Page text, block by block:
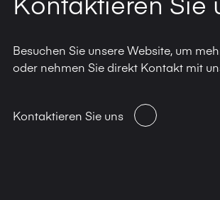
Besuchen Sie unsere Website, um
oder nehmen Sie direkt Kontakt mit
Kontaktieren Sie uns